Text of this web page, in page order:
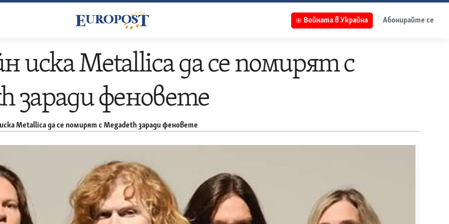
Войната в Украйна Абонирайте се
иска Metallica да се помирят с
заради феновете
Metallica да се помирят с Megadeth заради феновете